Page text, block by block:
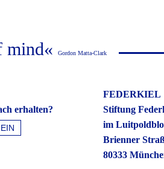
mind« Gordon Matta-Clark
erhalten?
FEDERKIEL
Stiftung
im
Brienner
80333